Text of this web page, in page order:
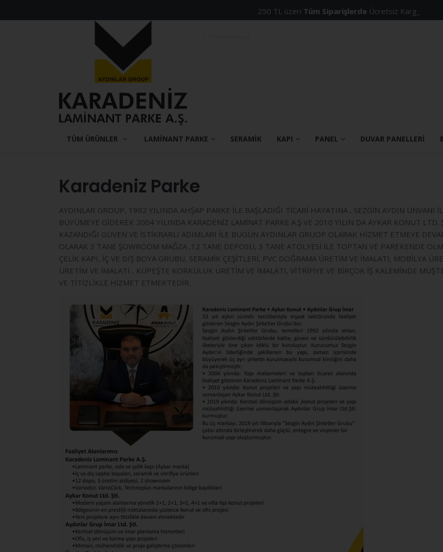
250 TL üzeri Tüm SiparişlerdeÜcretsiz Kargo!
TÜM ÜRÜNLER LAMİNANT PARKE SERAMİK KAPI PANEL DUVAR PANELLERİ
Karadeniz Parke
AYDINLAR GROUP, 1992 YILINDA AHŞAP PARKE İLE BAŞLADIĞI TİCARİ HAYATINA , SEZGİN AYDIN ÜNVANI
BÜYÜMEYE GİDEREK 2004 YILINDA KARADENİZ LAMİNAT PARKE A.Ş VE 2010 YILIN DA AYKAR KONUT
KAZANDIĞI GÜVEN VE İSTİKRARLI ADIMLARI İLE BUGÜN AYDINLAR GRUOP OLARAK HİZMET ETMEYE
OLARAK 3 TANE ŞOWROOM MAĞZA ,12 TANE DEPOSU, 3 TANE ATÖLYESİ İLE TOPTAN VE PAREKENDE
ÇELİK KAPI, İÇ VE DIŞ BOYA GRUBU, SERAMİK ÇEŞİTLERİ, PVC DOĞRAMA ÜRETİM VE İMALATI, MOBİLYA
ÜRETİM VE İMALATI , KÜPEŞTE KORKULUK ÜRETİM VE İMALATI, VİTRİFİYE VE BİRÇOK İŞ KALEMİNDE
VE TİTİZLİKLE HİZMET ETMEKTEDİR.